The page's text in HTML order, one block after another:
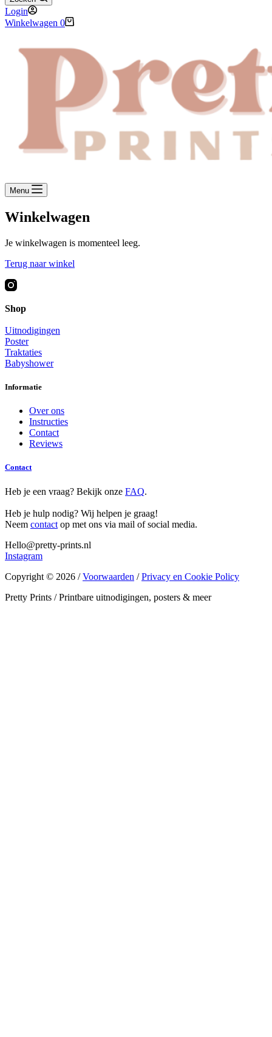
Login
Winkelwagen 0
Menu
Winkelwagen
Je winkelwagen is momenteel leeg.
Terug naar winkel
Shop
Uitnodigingen
Poster
Traktaties
Babyshower
Informatie
Over ons
Instructies
Contact
Reviews
Contact
Heb je een vraag? Bekijk onze FAQ.
Heb je hulp nodig? Wij helpen je graag!
Neem contact op met ons via mail of social media.
Hello@pretty-prints.nl
Instagram
Copyright © 2026 /Voorwaarden /Privacy en Cookie Policy
Pretty Prints / Printbare uitnodigingen, posters & meer